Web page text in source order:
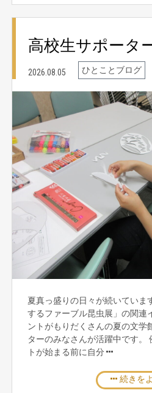
高校生サポータ
2026.08.05 ひとことブログ
夏真っ盛りの日々が続いていま
するファーブル昆虫展」の関連
ントがもりだくさんの夏の文学
ターのみなさんが活躍中です。
トが始まる前に自分
続きを